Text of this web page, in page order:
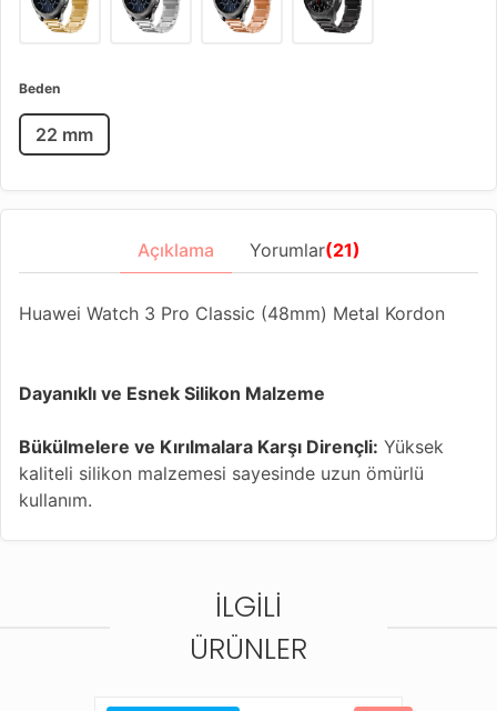
Beden
22 mm
Açıklama Yorumlar(21)
Huawei Watch 3 Pro Classic (48mm) Metal Kordon
Dayanıklı ve Esnek Silikon Malzeme
Bükülmelere ve Kırılmalara Karşı Dirençli: Yüksek
kaliteli silikon malzemesi sayesinde uzun ömürlü
kullanım.
8 Kademeli Ayarlanabilir Kordon:
ölçüsüne uyum sağlayan ergonomik tasarım.
İLGILI
ÜRÜNLER